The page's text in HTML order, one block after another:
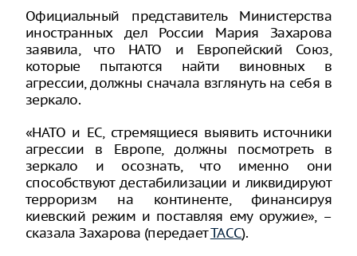
Официальный представитель Министерства
иностранных дел России Мария Захарова
заявила, что НАТО и Европейский Союз,
которые пытаются найти виновных в
агрессии, должны сначала взглянуть на себя в
зеркало.
«НАТО и ЕС, стремящиеся выявить источники
агрессии в Европе, должны посмотреть в
зеркало и осознать, что именно они
способствуют дестабилизации и ликвидируют
терроризм на континенте, финансируя
киевский режим и поставляя ему оружие», –
сказала Захарова (передаетТАСС).